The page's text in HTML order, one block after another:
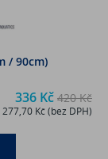
/ 90cm)
336 Kč 420 Kč
277,70 Kč (bez DPH)